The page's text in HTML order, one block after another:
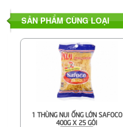
SẢN PHẨM CÙNG LOẠI
1 THÙNG NUI ỐNG LỚN SAFOCO
400G X 25 GÓI